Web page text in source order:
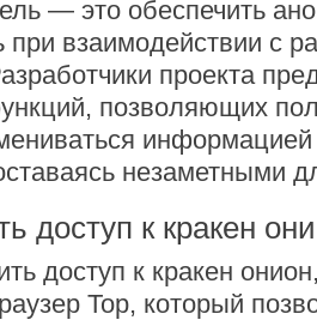
— это обеспечить
при взаимодействии с
проекта
позволяющих
незаметными
доступ к кракен
доступ к кракен
Тор, который